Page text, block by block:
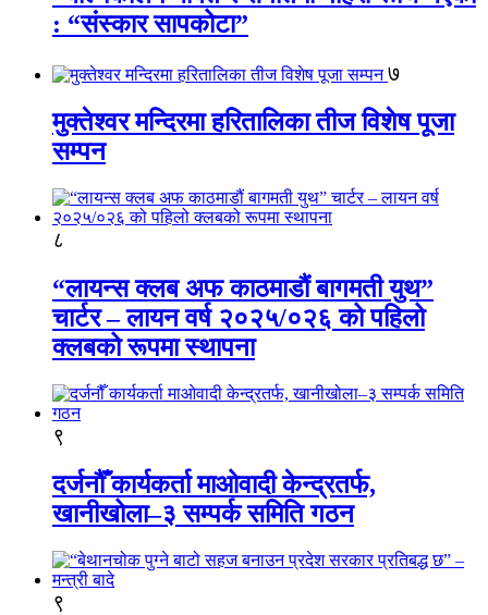
: “संस्कार सापकोटा”
७
मुक्तेश्वर मन्दिरमा हरितालिका तीज विशेष पूजा
सम्पन
८
“लायन्स क्लब अफ काठमाडौं बागमती युथ”
चार्टर – लायन वर्ष २०२५/०२६ को पहिलो
क्लबको रूपमा स्थापना
९
दर्जनौँ कार्यकर्ता माओवादी केन्द्रतर्फ,
खानीखोला–३ सम्पर्क समिति गठन
९